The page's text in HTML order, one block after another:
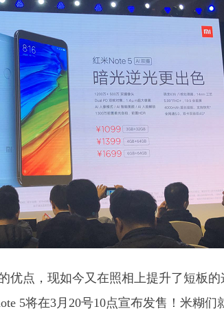
优点，现如今又在照相上提升了短板
5将在3月20号10点宣布发售！米糊们